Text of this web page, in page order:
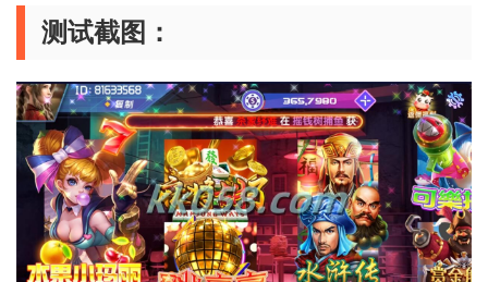
测试截图：